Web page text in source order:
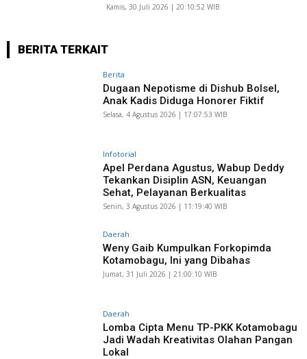
Kamis, 30 Juli 2026 | 20:10:52 WIB
BERITA TERKAIT
Berita
Dugaan Nepotisme di Dishub Bolsel,
Anak Kadis Diduga Honorer Fiktif
Selasa, 4 Agustus 2026 | 17:07:53 WIB
Infotorial
Apel Perdana Agustus, Wabup Deddy
Tekankan Disiplin ASN, Keuangan
Sehat, Pelayanan Berkualitas
Senin, 3 Agustus 2026 | 11:19:40 WIB
Daerah
Weny Gaib Kumpulkan Forkopimda
Kotamobagu, Ini yang Dibahas
Jumat, 31 Juli 2026 | 21:00:10 WIB
Daerah
Lomba Cipta Menu TP-PKK Kotamobagu
Jadi Wadah Kreativitas Olahan Pangan
Lokal